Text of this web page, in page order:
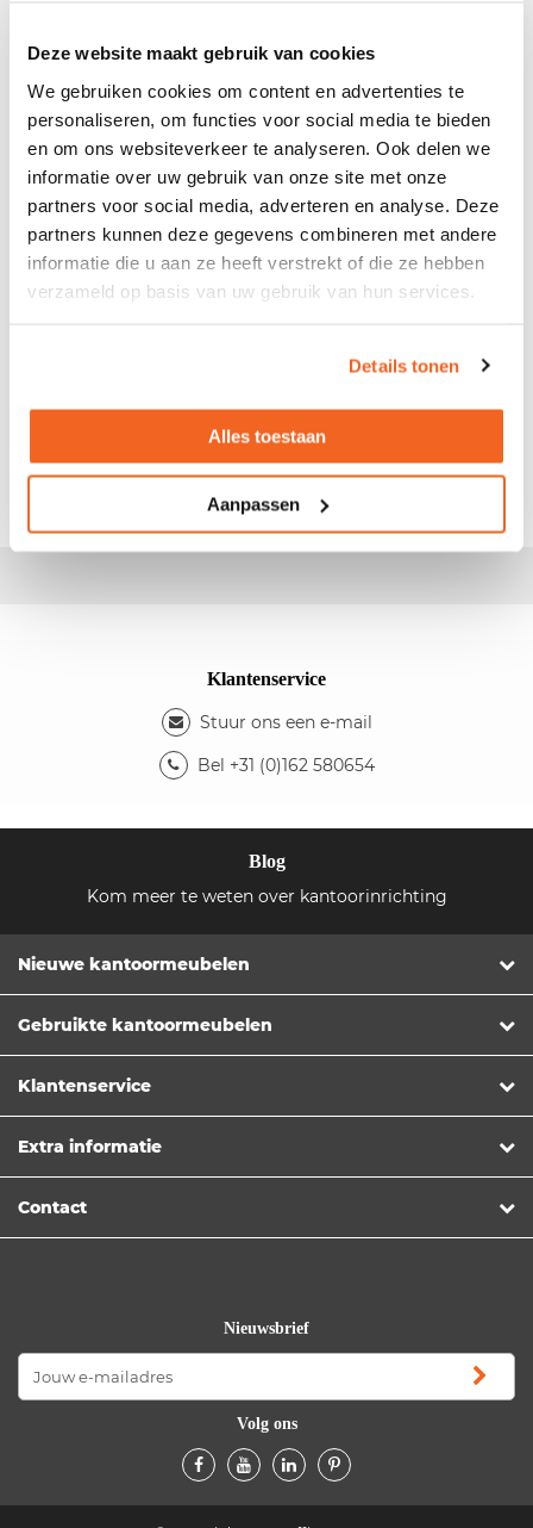
Deze website maakt gebruik van cookies
We gebruiken cookies om content en advertenties te
personaliseren, om functies voor social media te bieden
en om ons websiteverkeer te analyseren. Ook delen we
informatie over uw gebruik van onze site met onze
partners voor social media, adverteren en analyse. Deze
partners kunnen deze gegevens combineren met andere
informatie die u aan ze heeft verstrekt of die ze hebben
verzameld op basis van uw gebruik van hun services.
Details tonen
Alles toestaan
Aanpassen
Leveringin België
Voor zowel ParticulieralsZakelijk
Professionele Bezorg- en Montageservice
lichtbak: aluminium - Kleur staander: beuken
Klantenservice
Stuur ons een e-mail
Bel +31 (0)162 580654
Blog
Kom meer te weten over kantoorinrichting
Nieuwe kantoormeubelen
Gebruikte kantoormeubelen
Klantenservice
Extra informatie
Contact
Nieuwsbrief
Volg ons